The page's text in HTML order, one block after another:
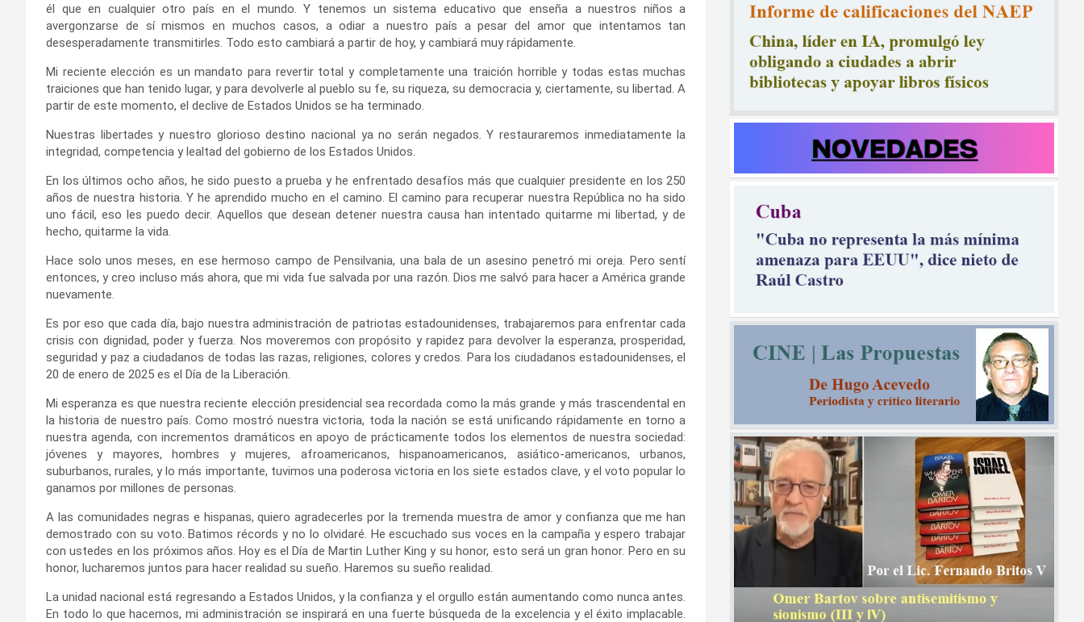
él que en cualquier otro país en el mundo. Y tenemos un sistema educativo que enseña a nuestros niños a
avergonzarse de sí mismos en muchos casos, a odiar a nuestro país a pesar del amor que intentamos tan
desesperadamente transmitirles. Todo esto cambiará a partir de hoy, y cambiará muy rápidamente.
Mi reciente elección es un mandato para revertir total y completamente una traición horrible y todas estas muchas
traiciones que han tenido lugar, y para devolverle al pueblo su fe, su riqueza, su democracia y, ciertamente, su libertad. A
partir de este momento, el declive de Estados Unidos se ha terminado.
Nuestras libertades y nuestro glorioso destino nacional ya no serán negados. Y restauraremos inmediatamente la
integridad, competencia y lealtad del gobierno de los Estados Unidos.
En los últimos ocho años, he sido puesto a prueba y he enfrentado desafíos más que cualquier presidente en los 250
años de nuestra historia. Y he aprendido mucho en el camino. El camino para recuperar nuestra República no ha sido
uno fácil, eso les puedo decir. Aquellos que desean detener nuestra causa han intentado quitarme mi libertad, y de
hecho, quitarme la vida.
Hace solo unos meses, en ese hermoso campo de Pensilvania, una bala de un asesino penetró mi oreja. Pero sentí
entonces, y creo incluso más ahora, que mi vida fue salvada por una razón. Dios me salvó para hacer a América grande
nuevamente.
Es por eso que cada día, bajo nuestra administración de patriotas estadounidenses, trabajaremos para enfrentar cada
crisis con dignidad, poder y fuerza. Nos moveremos con propósito y rapidez para devolver la esperanza, prosperidad,
seguridad y paz a ciudadanos de todas las razas, religiones, colores y credos. Para los ciudadanos estadounidenses, el
20 de enero de 2025 es el Día de la Liberación.
Mi esperanza es que nuestra reciente elección presidencial sea recordada como la más grande y más trascendental en
la historia de nuestro país. Como mostró nuestra victoria, toda la nación se está unificando rápidamente en torno a
nuestra agenda, con incrementos dramáticos en apoyo de prácticamente todos los elementos de nuestra sociedad:
jóvenes y mayores, hombres y mujeres, afroamericanos, hispanoamericanos, asiático-americanos, urbanos,
suburbanos, rurales, y lo más importante, tuvimos una poderosa victoria en los siete estados clave, y el voto popular lo
ganamos por millones de personas.
A las comunidades negras e hispanas, quiero agradecerles por la tremenda muestra de amor y confianza que me han
demostrado con su voto. Batimos récords y no lo olvidaré. He escuchado sus voces en la campaña y espero trabajar
con ustedes en los próximos años. Hoy es el Día de Martin Luther King y su honor, esto será un gran honor. Pero en su
honor, lucharemos juntos para hacer realidad su sueño. Haremos su sueño realidad.
La unidad nacional está regresando a Estados Unidos, y la confianza y el orgullo están aumentando como nunca antes.
En todo lo que hacemos, mi administración se inspirará en una fuerte búsqueda de la excelencia y el éxito implacable.